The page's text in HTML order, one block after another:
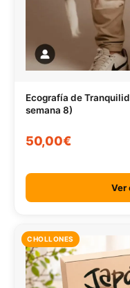
Ecografía de
semana 8)
50,00€
Ver
CHOLLONES